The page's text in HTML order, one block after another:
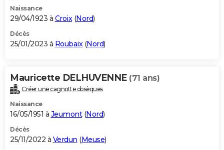
Naissance
29/04/1923 à Croix (Nord)
Décès
25/01/2023 à Roubaix (Nord)
Mauricette DELHUVENNE (71 ans)
Créer une cagnotte obsèques
Naissance
16/05/1951 à Jeumont(Nord)
Décès
25/11/2022 à Verdun (Meuse)